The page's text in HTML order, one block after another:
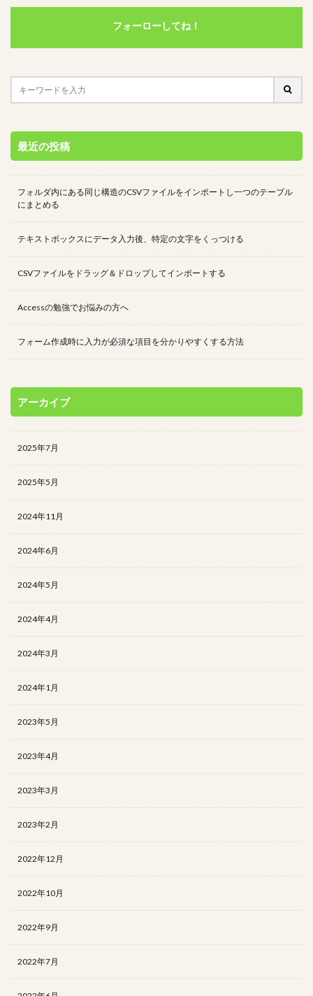
フォーローしてね！
最近の投稿
フォルダ内にある同じ構造のCSVファイルをインポートし一つのテーブル
にまとめる
テキストボックスにデータ入力後、特定の文字をくっつける
CSVファイルをドラッグ＆ドロップしてインポートする
Accessの勉強でお悩みの方へ
フォーム作成時に入力が必須な項目を分かりやすくする方法
アーカイブ
2025年7月
2025年5月
2024年11月
2024年6月
2024年5月
2024年4月
2024年3月
2024年1月
2023年5月
2023年4月
2023年3月
2023年2月
2022年12月
2022年10月
2022年9月
2022年7月